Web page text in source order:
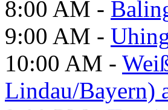
8:00 AM -
9:00 AM -
10:00 AM -
Lindau/Bayern)